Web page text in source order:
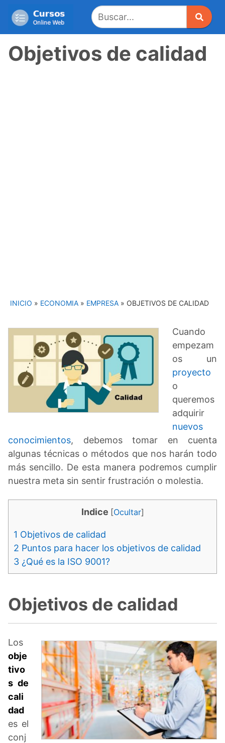
Objetivos de calidad
INICIO » ECONOMIA » EMPRESA » OBJETIVOS DE CALIDAD
Cuando
empezam
os un
proyecto
o
queremos
adquirir
nuevos
conocimientos, debemos tomar en cuenta
algunas técnicas o métodos que nos harán todo
más sencillo. De esta manera podremos cumplir
nuestra meta sin sentir frustración o molestia.
Indice [Ocultar]
1 Objetivos de calidad
2 Puntos para hacer los objetivos de calidad
3 ¿Qué es la ISO 9001?
Objetivos de calidad
Los
obje
tivo
s de
cali
dad
es el
conj